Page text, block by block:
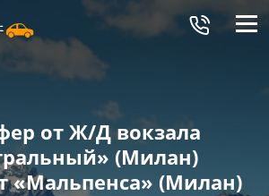
Меню
от Ж/Д вокзала
(Милан)
«Мальпенса» (Милан)